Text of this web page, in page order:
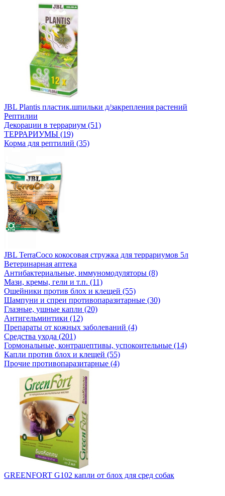
JBL Plantis пластик.шпильки д/закрепления растений
Рептилии
Декорации в террариум (51)
ТЕРРАРИУМЫ (19)
Корма для рептилий (35)
JBL TerraCoco кокосовая стружка для террариумов 5л
Ветеринарная аптека
Антибактериальные, иммуномодуляторы (8)
Мази, кремы, гели и т.п. (11)
Ошейники против блох и клещей (55)
Шампуни и спреи противопаразитарные (30)
Глазные, ушные капли (20)
Антигельминтики (12)
Препараты от кожных заболеваний (4)
Средства ухода (201)
Гормональные, контрацептивы, успокоительные (14)
Капли против блох и клещей (55)
Прочие противопаразитарные (4)
GREENFORT G102 капли от блох для сред собак